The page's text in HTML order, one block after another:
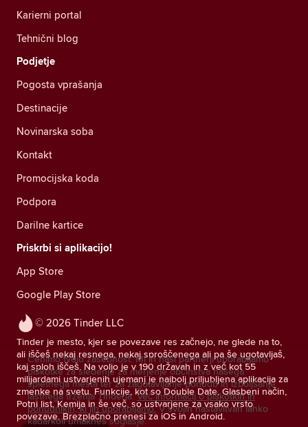
© 2026 Tinder LLC
Tinder je mesto, kjer se povezave res začnejo, ne glede na to,
ali iščeš nekaj resnega, nekaj sproščenega ali pa še ugotavljaš,
kaj sploh iščeš. Na voljo je v 190 državah in z več kot 55
milijardami ustvarjenih ujemanj je najbolj priljubljena aplikacija za
zmenke na svetu. Funkcije, kot so Double Date, Glasbeni način,
Potni list, Kemija in še več, so ustvarjene za vsako vrsto
povezave. Brezplačno prenesi za iOS in Android.
Karierni portal
Tehnični blog
Podjetje
Pogosta vprašanja
Destinacije
Novinarska soba
Kontakt
Promocijska koda
Podpora
Darilne kartice
Priskrbi si aplikacijo!
App Store
Google Play Store
Cenimo tvojo zasebnost. Mi in naši partnerji uporabljamo
piškotke za sledenje za merjenje občinstva našega
spletnega mesta ter za zagotavljanje ponudb in izboljšanje
lastnega trženja Tinderja. Več informacij o piškotkih in
ponudnikih, ki jih uporabljamo. V svojih nastavitvah lahko
kadarkoli umakneš soglasje.